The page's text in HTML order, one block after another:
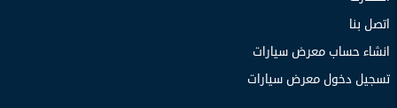
اتصل بنا
انشاء حساب معرض سيارات
تسجيل دخول معرض سيارات